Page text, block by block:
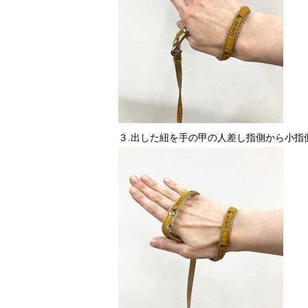
３.出した紐を手の甲の人差し指側から小指